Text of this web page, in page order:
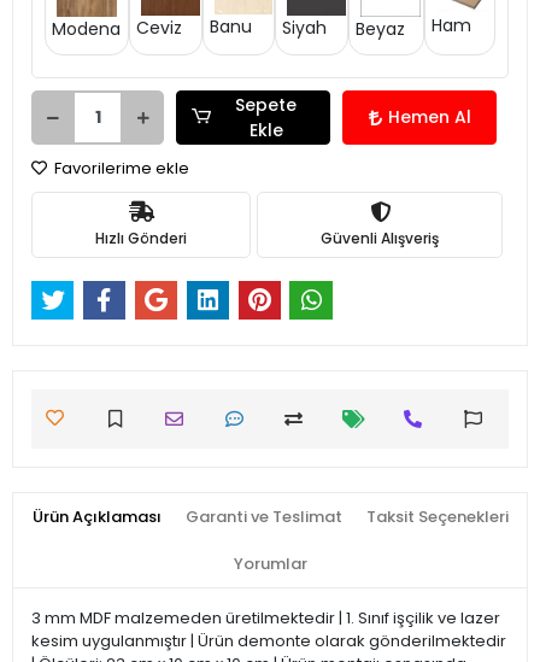
Modena Ceviz Banu Siyah Beyaz Ham
Sepete
Ekle
Hemen Al
Favorilerime ekle
Hızlı Gönderi Güvenli Alışveriş
Ürün Açıklaması Garanti ve Teslimat Taksit Seçenekleri
Yorumlar
3 mm MDF malzemeden üretilmektedir | 1. Sınıf işçilik ve lazer
kesim uygulanmıştır | Ürün demonte olarak gönderilmektedir